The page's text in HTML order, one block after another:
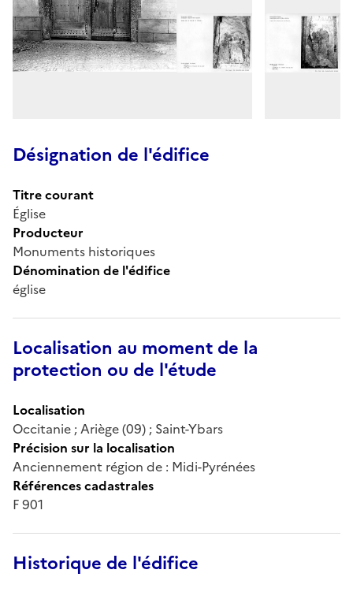
Désignation de l'édifice
Titre courant
Église
Producteur
Monuments historiques
Dénomination de l'édifice
église
Localisation au moment de la
protection ou de l'étude
Localisation
Occitanie ; Ariège (09) ; Saint-Ybars
Précision sur la localisation
Anciennement région de : Midi-Pyrénées
Références cadastrales
F 901
Historique de l'édifice